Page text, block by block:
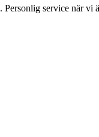
service när